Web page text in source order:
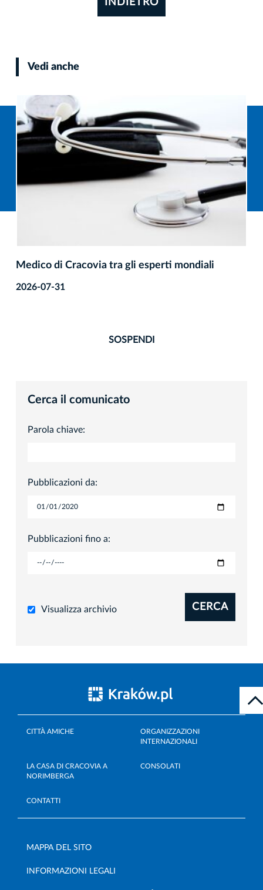
INDIETRO
Vedi anche
Medico di Cracovia tra gli esperti mondiali
2026-07-31
SOSPENDI
Cerca il comunicato
Parola chiave:
Pubblicazioni da:
Pubblicazioni fino a:
Visualizza archivio CERCA
CITTÀ AMICHE
ORGANIZZAZIONI
INTERNAZIONALI
LA CASA DI CRACOVIA A
NORIMBERGA
CONSOLATI
CONTATTI
MAPPA DEL SITO
INFORMAZIONI LEGALI